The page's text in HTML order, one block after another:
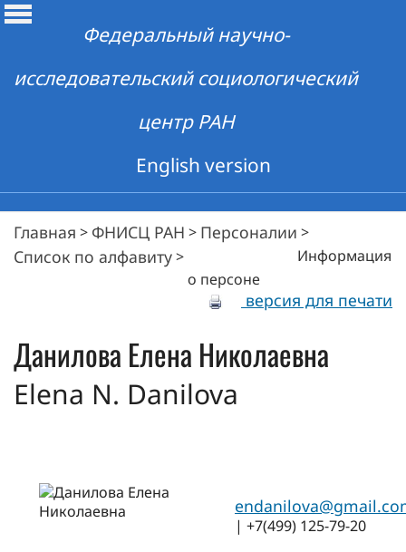
Федеральный научно-
исследовательский социологический
центр РАН
English version
Главная > ФНИСЦ РАН > Персоналии >
Список по алфавиту>
Информация
о персоне
версия для печати
Данилова Елена Николаевна
Elena N. Danilova
| +7(499) 125-79-20